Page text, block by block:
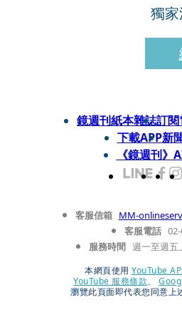
獨
鏡週刊紙本雜誌訂
下載APP新
《鏡週刊》
客服信箱 MM-
客服電話
服務時間 週一至週五
本網頁使用 YouTube
YouTube 服務條款、
瀏覽此頁面即代表您同意上